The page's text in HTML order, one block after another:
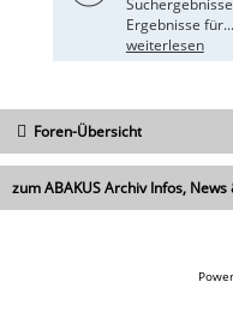
Ergebnisse für...
weiterlesen
Foren-Übersicht
zum ABAKUS Archiv Infos, News